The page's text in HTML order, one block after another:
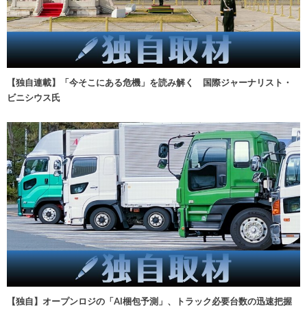
【独自連載】「今そこにある危機」を読み解く 国際ジャーナリスト・
ビニシウス氏
【独自】オープンロジの「AI梱包予測」、トラック必要台数の迅速把握